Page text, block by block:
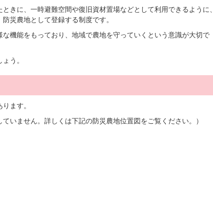
きに、一時避難空間や復旧資材置場などとして利用できるように、
災農地として登録する制度です。
機能をもっており、地域で農地を守っていくという意識が大切で
う。
ます。
ていません。詳しくは下記の防災農地位置図をご覧ください。）